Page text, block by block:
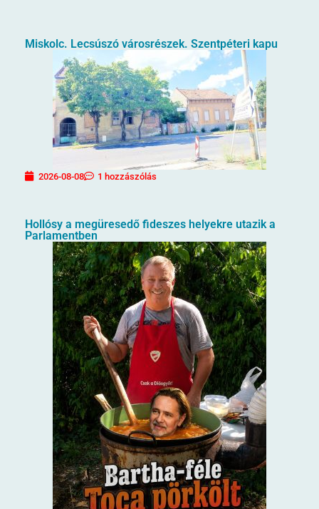
Miskolc. Lecsúszó városrészek. Szentpéteri kapu
2026-08-08 1 hozzászólás
Hollósy a megüresedő fideszes helyekre utazik a
Parlamentben